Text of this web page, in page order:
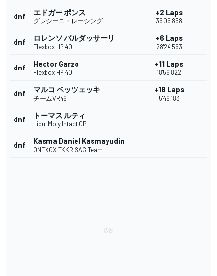
dnf エドガー ポンス
グレシーニ・レーシング
+2 Laps
36'06.858
dnf ロレンソ バルダッサーリ
Flexbox HP 40
+6 Laps
28'24.563
dnf Hector Garzo
Flexbox HP 40
+11 Laps
18'56.822
dnf マルコ ベッツェッキ
チームVR46
+18 Laps
5'46.183
dnf トーマス ルティ
Liqui Moly Intact GP
dnf Kasma Daniel Kasmayudin
ONEXOX TKKR SAG Team